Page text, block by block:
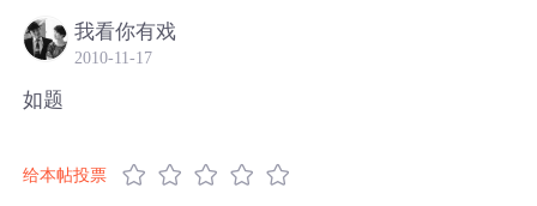
我看你有戏
2010-11-17
如题
给本帖投票